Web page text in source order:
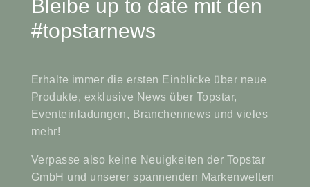
Bleibe up to date mit den
#topstarnews
Erhalte immer die ersten Einblicke über neue
Produkte, exklusive News über Topstar,
Eventeinladungen, Branchennews und vieles
mehr!
Verpasse also keine Neuigkeiten der Topstar
GmbH und unserer spannenden Markenwelten